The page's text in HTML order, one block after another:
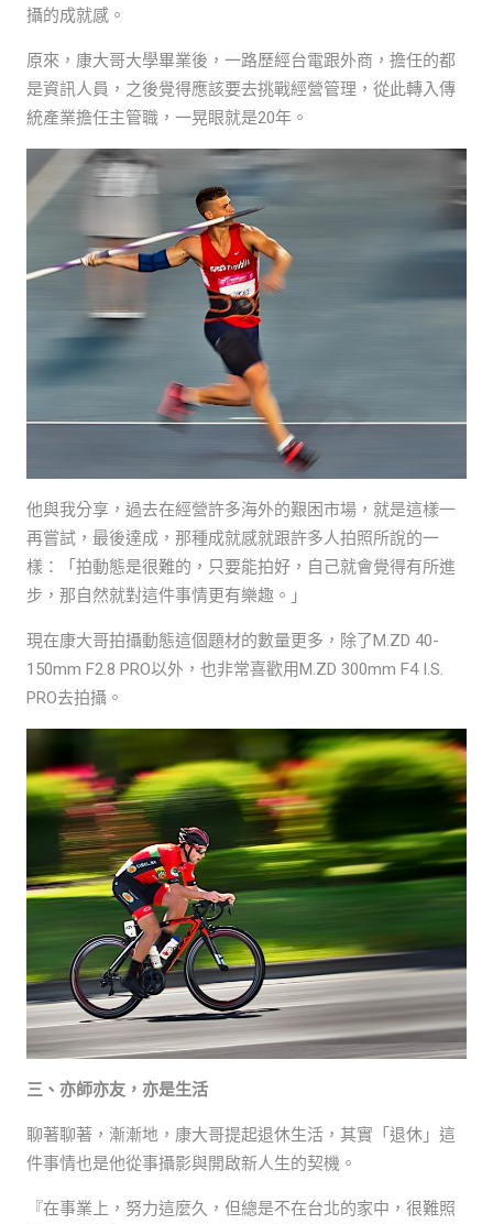
攝的成就感。
原來，康大哥大學畢業後，一路歷經台電跟外商，擔任的都
是資訊人員，之後覺得應該要去挑戰經營管理，從此轉入傳
統產業擔任主管職，一晃眼就是20年。
他與我分享，過去在經營許多海外的艱困市場，就是這樣一
再嘗試，最後達成，那種成就感就跟許多人拍照所說的一
樣：「拍動態是很難的，只要能拍好，自己就會覺得有所進
步，那自然就對這件事情更有樂趣。」
現在康大哥拍攝動態這個題材的數量更多，除了M.ZD 40-
150mm F2.8 PRO以外，也非常喜歡用M.ZD 300mm F4 I.S.
PRO去拍攝。
三、亦師亦友，亦是生活
聊著聊著，漸漸地，康大哥提起退休生活，其實「退休」這
件事情也是他從事攝影與開啟新人生的契機。
『在事業上，努力這麼久，但總是不在台北的家中，很難照